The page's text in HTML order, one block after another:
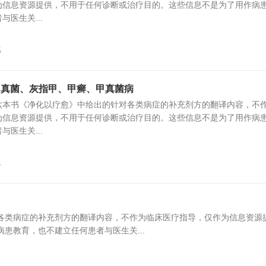
息资源提供，不用于任何诊断或治疗目的。这些信息不是为了用作病
医生关...
菌、灰指甲、甲癣、甲真菌病
书《净化以疗愈》中给出的针对各类病症的补充剂方的翻译内容，不
息资源提供，不用于任何诊断或治疗目的。这些信息不是为了用作病
医生关...
病症的补充剂方的翻译内容，不作为临床医疗指导，仅作为信息资源
教育，也不建立任何患者与医生关...